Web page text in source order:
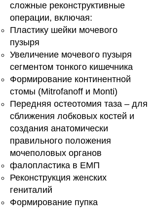
сложные реконструктивные
операции, включая:
Пластику шейки мочевого
пузыря
Увеличение мочевого пузыря
сегментом тонкого кишечника
Формирование континентной
стомы (Mitrofanoff и Monti)
Передняя остеотомия таза – для
сближения лобковых костей и
создания анатомически
правильного положения
мочеполовых органов
фалопластика в ЕМП
Реконструкция женских
гениталий
Формирование пупка